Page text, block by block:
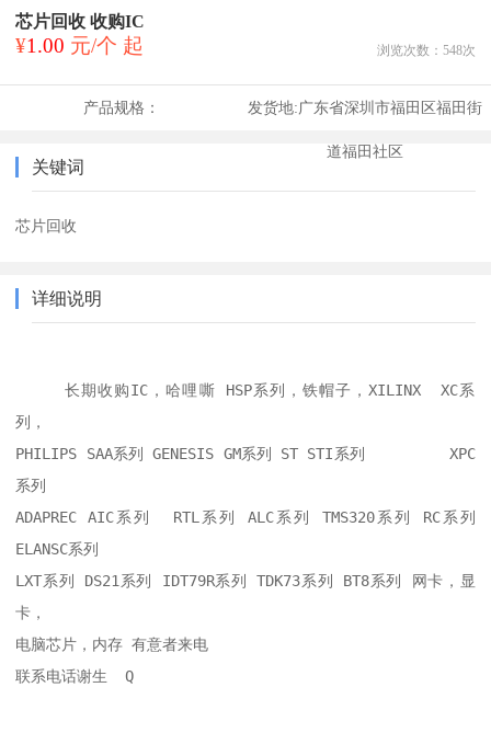
芯片回收 收购IC
¥1.00 元/个 起 浏览次数： 548次
产品规格： 发货地:广东省深圳市福田区福田街
道福田社区
关键词
芯片回收
详细说明
     长期收购IC，哈哩嘶 HSP系列，铁帽子，XILINX  XC系
列，
PHILIPS SAA系列 GENESIS GM系列 ST STI系列 	 XPC
系列
ADAPREC AIC系列  RTL系列 ALC系列 TMS320系列 RC系列
ELANSC系列
LXT系列 DS21系列 IDT79R系列 TDK73系列 BT8系列 网卡，显
卡，
电脑芯片，内存 有意者来电
联系电话谢生  Q